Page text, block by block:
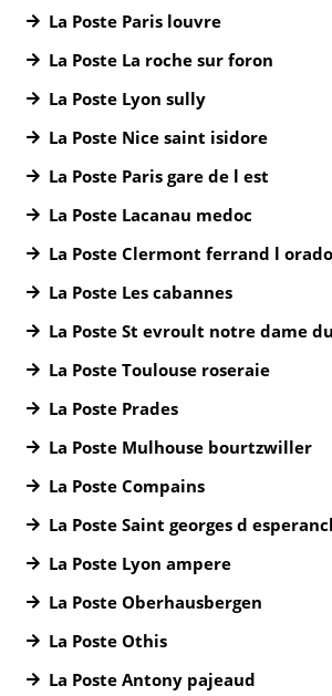
La Poste Paris louvre
La Poste La roche sur foron
La Poste Lyon sully
La Poste Nice saint isidore
La Poste Paris gare de l est
La Poste Lacanau medoc
La Poste Clermont ferrand l
La Poste Les cabannes
La Poste St evroult notre dame
La Poste Toulouse roseraie
La Poste Prades
La Poste Mulhouse bourtzwiller
La Poste Compains
La Poste Saint georges d
La Poste Lyon ampere
La Poste Oberhausbergen
La Poste Othis
La Poste Antony pajeaud